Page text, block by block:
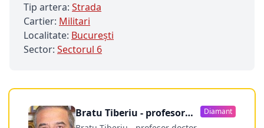
Tip artera: Strada
Cartier: Militari
Localitate: Bucureşti
Sector: Sectorul 6
Bratu Tiberiu - profesor
Diamant